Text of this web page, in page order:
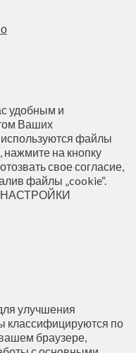
удобным и
Ваших
файлы
нажмите на кнопку
свое согласие,
файлы „cookie“.
НАСТРОЙКИ
улучшения
классифицируются по
браузере,